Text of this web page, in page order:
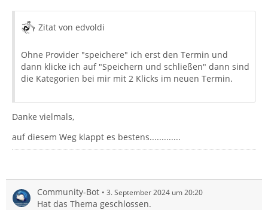
Zitat von edvoldi
Ohne Provider "speichere" ich erst den Termin und
dann klicke ich auf "Speichern und schließen" dann sind
die Kategorien bei mir mit 2 Klicks im neuen Termin.
Danke vielmals,
auf diesem Weg klappt es bestens.............
Community-Bot 3. September 2024 um 20:20
Hat das Thema geschlossen.